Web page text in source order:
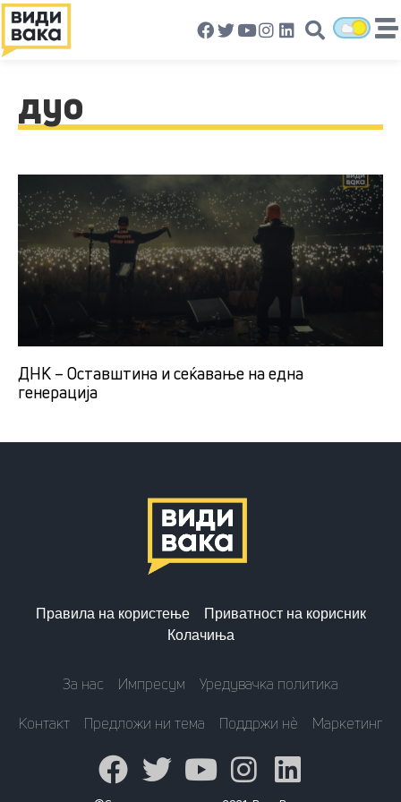
дуо
ДНК – Оставштина и сеќавање на една
генерација
Правила на користење
Приватност на корисник
Колачиња
За нас Импресум
Уредувачка политика
Контакт
Предложи ни тема Поддржи нè Маркетинг